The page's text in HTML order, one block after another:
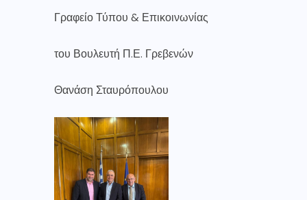
Γραφείο Τύπου & Επικοινωνίας
του Βουλευτή Π.Ε. Γρεβενών
Θανάση Σταυρόπουλου